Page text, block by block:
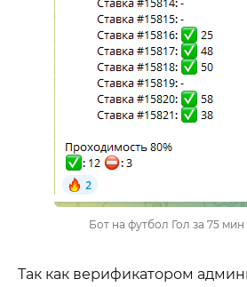
Бот на футбол Гол за 75 мин
Так как верификатором